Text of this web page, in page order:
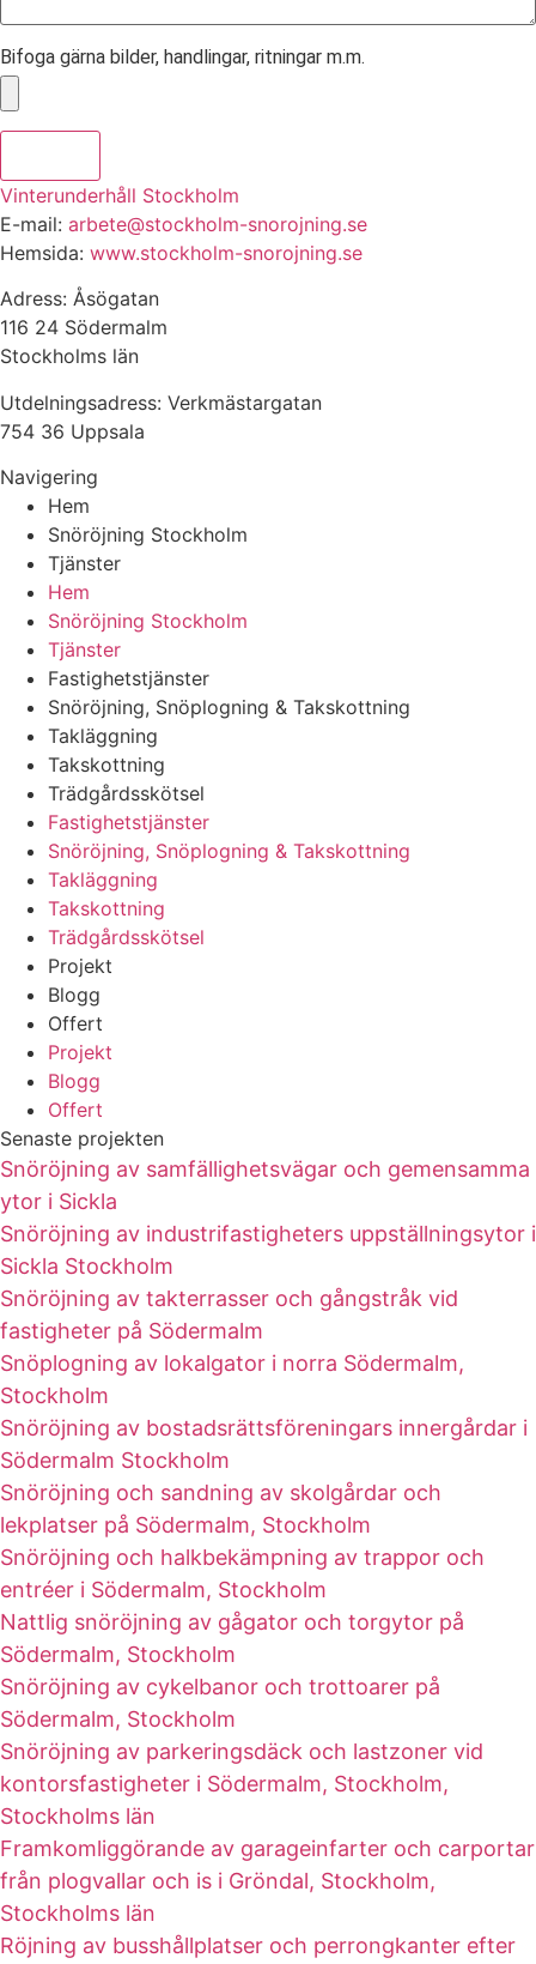
Bifoga gärna bilder, handlingar, ritningar m.m.
Vinterunderhåll Stockholm
E-mail: arbete@stockholm-snorojning.se
Hemsida: www.stockholm-snorojning.se
Adress: Åsögatan
116 24 Södermalm
Stockholms län
Utdelningsadress: Verkmästargatan
754 36 Uppsala
Navigering
Hem
Snöröjning Stockholm
Tjänster
Hem
Snöröjning Stockholm
Tjänster
Fastighetstjänster
Snöröjning, Snöplogning & Takskottning
Takläggning
Takskottning
Trädgårdsskötsel
Fastighetstjänster
Snöröjning, Snöplogning & Takskottning
Takläggning
Takskottning
Trädgårdsskötsel
Projekt
Blogg
Offert
Projekt
Blogg
Offert
Senaste projekten
Snöröjning av samfällighetsvägar och gemensamma
ytor i Sickla
Snöröjning av industrifastigheters uppställningsytor i
Sickla Stockholm
Snöröjning av takterrasser och gångstråk vid
fastigheter på Södermalm
Snöplogning av lokalgator i norra Södermalm,
Stockholm
Snöröjning av bostadsrättsföreningars innergårdar i
Södermalm Stockholm
Snöröjning och sandning av skolgårdar och
lekplatser på Södermalm, Stockholm
Snöröjning och halkbekämpning av trappor och
entréer i Södermalm, Stockholm
Nattlig snöröjning av gågator och torgytor på
Södermalm, Stockholm
Snöröjning av cykelbanor och trottoarer på
Södermalm, Stockholm
Snöröjning av parkeringsdäck och lastzoner vid
kontorsfastigheter i Södermalm, Stockholm,
Stockholms län
Framkomliggörande av garageinfarter och carportar
från plogvallar och is i Gröndal, Stockholm,
Stockholms län
Röjning av busshållplatser och perrongkanter efter